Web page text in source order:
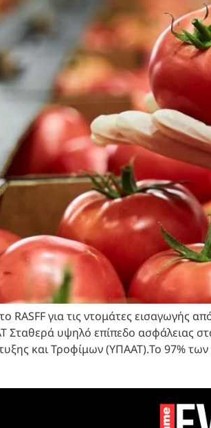
RASFF για τις ντομάτες
υψηλό επίπεδο ασφάλειας
και Τροφίμων (ΥΠΑΑΤ).Το 97%